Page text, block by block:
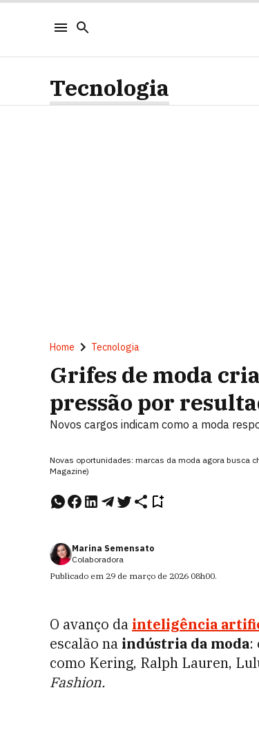
Tecnologia
Home Tecnologia
Grifes de moda
pressão por
Novos cargos indicam como a moda
Novas oportunidades: marcas da moda agora busca
Magazine)
Marina Semensato
Colaboradora
Publicado em 29 de março de 2026 08h00.
O avanço da inteligência
escalão na indústria da moda:
como Kering, Ralph Lauren,
Fashion.